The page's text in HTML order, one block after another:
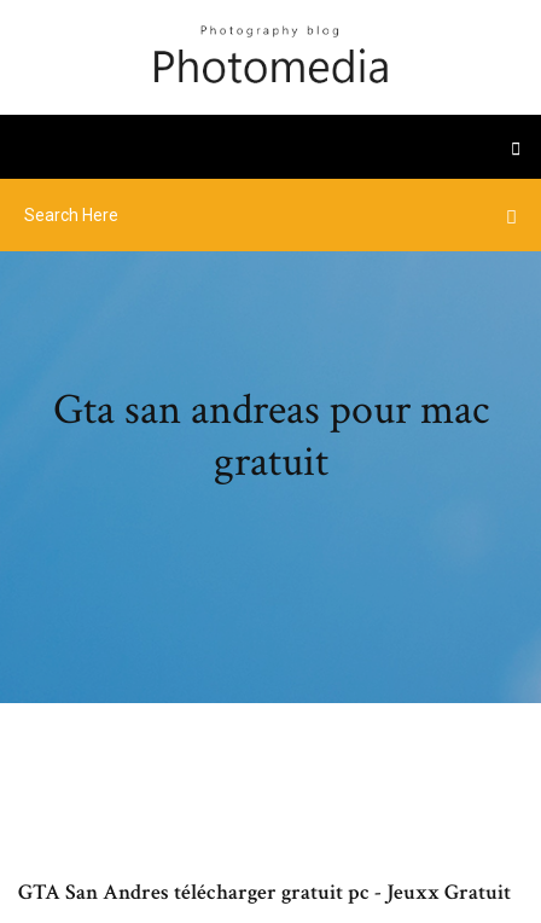
Gta san andreas pour mac
gratuit
GTA San Andres télécharger gratuit pc - Jeuxx Gratuit